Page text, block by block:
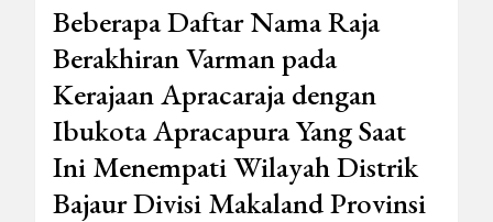
Beberapa Daftar Nama Raja
Berakhiran Varman pada
Kerajaan Apracaraja dengan
Ibukota Apracapura Yang Saat
Ini Menempati Wilayah Distrik
Bajaur Divisi Makaland Provinsi